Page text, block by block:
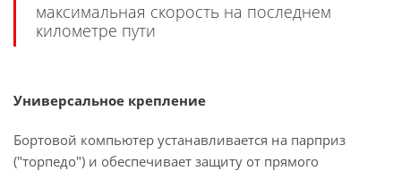
максимальная скорость на последнем
километре пути
Универсальное крепление
Бортовой компьютер устанавливается на парприз
("торпедо") и обеспечивает защиту от прямого